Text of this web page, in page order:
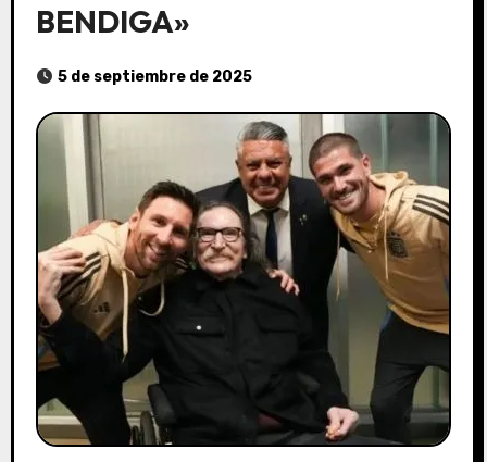
BENDIGA»
5 de septiembre de 2025